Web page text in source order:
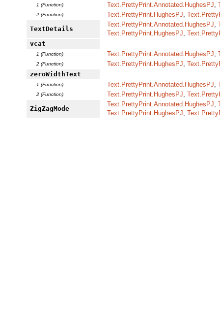
1 (Function) Text.PrettyPrint.Annotated.HughesPJ
2 (Function) Text.PrettyPrint.HughesPJ
TextDetails
Text.PrettyPrint.Annotated.HughesPJ
Text.PrettyPrint.HughesPJ
vcat
1 (Function) Text.PrettyPrint.Annotated.HughesPJ
2 (Function) Text.PrettyPrint.HughesPJ
zeroWidthText
1 (Function) Text.PrettyPrint.Annotated.HughesPJ
2 (Function) Text.PrettyPrint.HughesPJ
ZigZagMode
Text.PrettyPrint.Annotated.HughesPJ
Text.PrettyPrint.HughesPJ